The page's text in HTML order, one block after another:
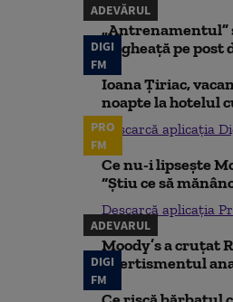
ADEVĂRUL
„Antrenamentul”
de gheață pe post
DIGI
FM
Ioana Țiriac,
noapte la hotelul
Descarcă aplicația
PRO
FM
Ce nu-i lipsește
“Știu ce să
Descarcă aplicația
ADEVARUL
Moody’s a cruțat
Avertismentul
DIGI
FM